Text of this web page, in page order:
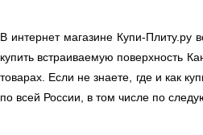
В интернет магазине Купи-Плиту.ру
купить встраиваемую поверхность
товарах. Если не знаете, где и как
по всей России, в том числе по